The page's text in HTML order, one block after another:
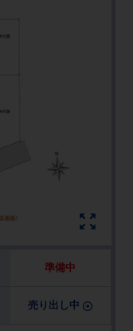
準備中
売り出し中